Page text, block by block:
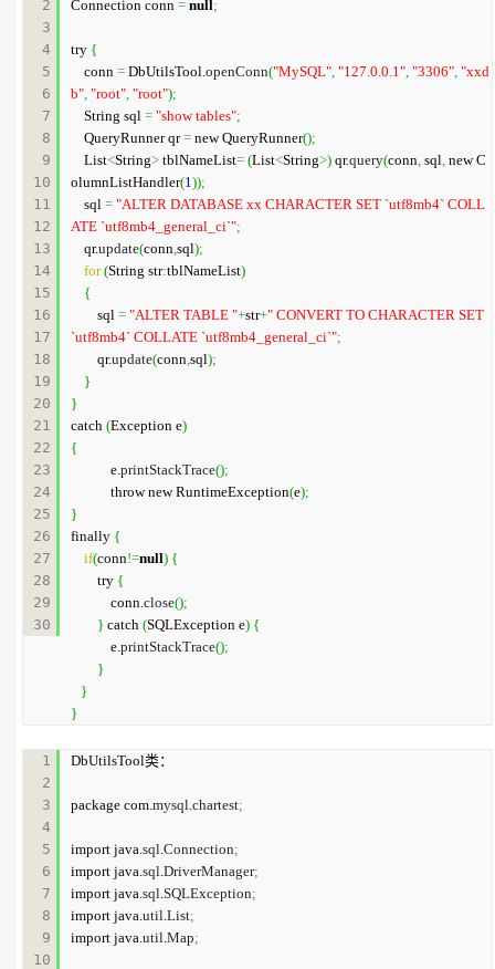
2
3
4
5
6
7
8
9
10
11
12
13
14
15
16
17
18
19
20
21
22
23
24
25
26
27
28
29
Connection conn = null;
try {
    conn
= DbUtilsTool.openConn("MySQL", "127.0.0.1", "3306", "xxd
b", "root", "root");
    String sql
= "show tables";
    QueryRunner qr
= new QueryRunner();
    List
<String> tblNameList= (List<String>) qr.query(conn, sql, new C
olumnListHandler(1));
    sql
= "ALTER DATABASE xx CHARACTER SET `utf8mb4` COLL
ATE `utf8mb4_general_ci`";
    qr.
update(conn,sql);
for (String str:tblNameList)
{
        sql
= "ALTER TABLE "+str+" CONVERT TO CHARACTER SET
`utf8mb4` COLLATE `utf8mb4_general_ci`";
        qr.
update(conn,sql);
}
}
catch (Exception e)
{
            e.
printStackTrace();
            throw new RuntimeException
(e);
}
finally {
if(conn!=null) {
        try
{
            conn.
close();
} catch (SQLException e) {
            e.
printStackTrace();
}
}
}
1
2
3
4
5
6
7
8
9
10
DbUtilsTool类：
package com.mysql.chartest;
import java.sql.Connection;
import java.sql.DriverManager;
import java.sql.SQLException;
import java.util.List;
import java.util.Map;